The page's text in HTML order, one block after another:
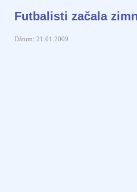
Futbalisti začala
Dátum: 21.01.2009